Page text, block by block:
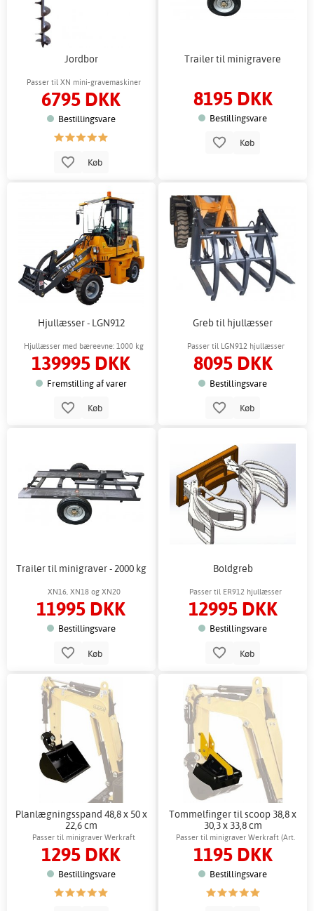
Jordbor
Passer til XN mini-gravemaskiner
6795 DKK
Bestillingsvare
Køb
Trailer til minigravere
8195 DKK
Bestillingsvare
Køb
Hjullæsser - LGN912
Hjullæsser med bæreevne: 1000 kg
139995 DKK
Fremstilling af varer
Køb
Greb til hjullæsser
Passer til LGN912 hjullæsser
8095 DKK
Bestillingsvare
Køb
Trailer til minigraver - 2000 kg
XN16, XN18 og XN20
11995 DKK
Bestillingsvare
Køb
Boldgreb
Passer til ER912 hjullæsser
12995 DKK
Bestillingsvare
Køb
Planlægningsspand 48,8 x 50 x
22,6 cm
Passer til minigraver Werkraft
1295 DKK
Bestillingsvare
Tommelfinger til scoop 38,8 x
30,3 x 33,8 cm
Passer til minigraver Werkraft (Art.
61539)
1195 DKK
Bestillingsvare